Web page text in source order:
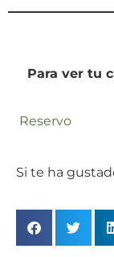
Para ver tu
Reservo
Si te ha